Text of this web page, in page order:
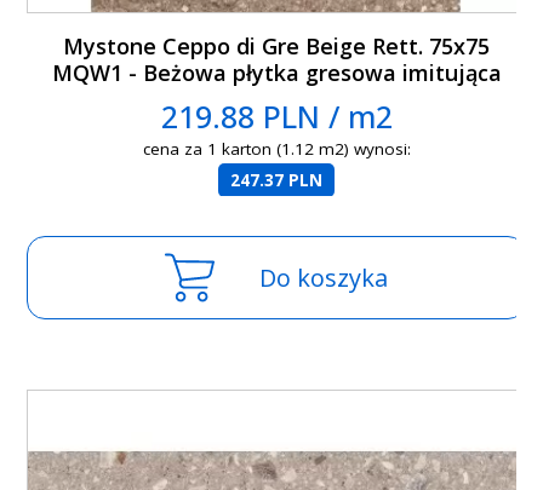
Mystone Ceppo di Gre Beige Rett. 75x75
MQW1 - Beżowa płytka gresowa imitująca
lastryko
219.88 PLN / m2
cena za 1 karton (1.12 m2) wynosi:
247.37 PLN
Do koszyka